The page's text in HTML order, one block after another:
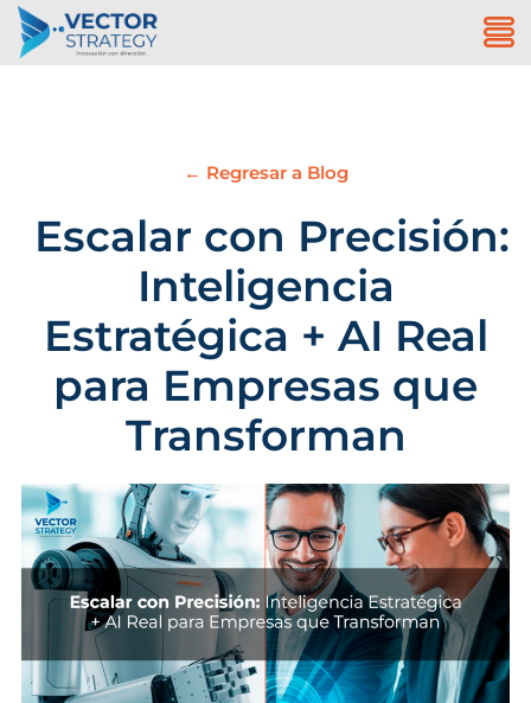
← Regresar a Blog
Escalar con Precisión:
Inteligencia
Estratégica + AI Real
para Empresas que
Transforman